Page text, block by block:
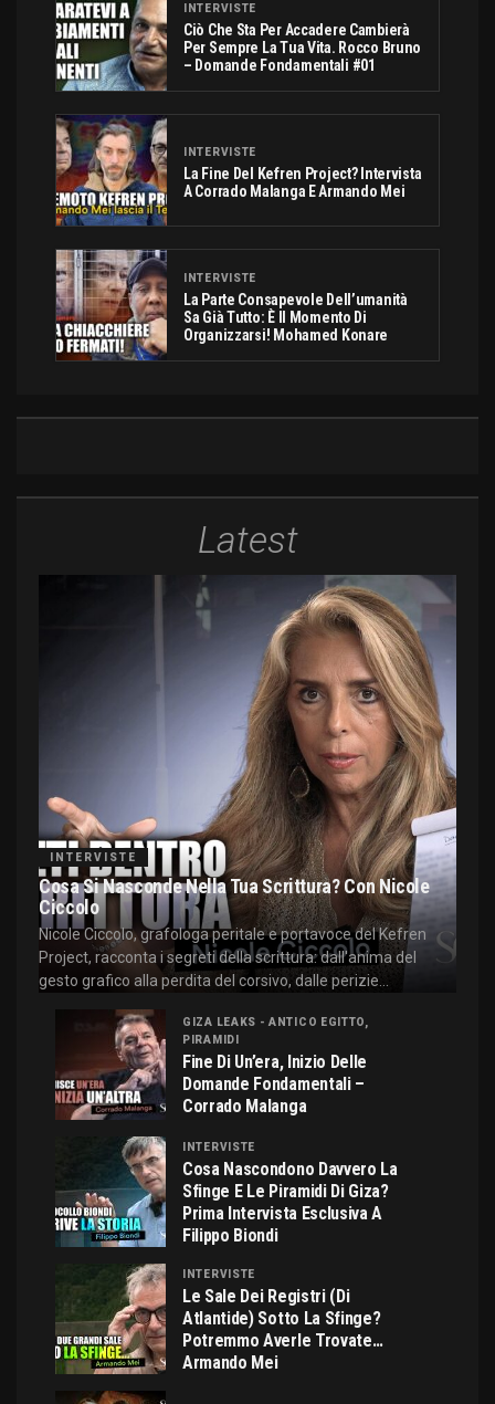
INTERVISTE
Ciò Che Sta Per Accadere Cambierà
Per Sempre La Tua Vita. Rocco Bruno
– Domande Fondamentali #01
INTERVISTE
La Fine Del Kefren Project? Intervista
A Corrado Malanga E Armando Mei
INTERVISTE
La Parte Consapevole Dell’umanità
Sa Già Tutto: È Il Momento Di
Organizzarsi! Mohamed Konare
Latest
INTERVISTE
Cosa Si Nasconde Nella Tua Scrittura? Con Nicole
Ciccolo
Nicole Ciccolo, grafologa peritale e portavoce del Kefren
Project, racconta i segreti della scrittura: dall'anima del
gesto grafico alla perdita del corsivo, dalle perizie...
GIZA LEAKS - ANTICO EGITTO,
PIRAMIDI
Fine Di Un’era, Inizio Delle
Domande Fondamentali –
Corrado Malanga
INTERVISTE
Cosa Nascondono Davvero La
Sfinge E Le Piramidi Di Giza?
Prima Intervista Esclusiva A
Filippo Biondi
INTERVISTE
Le Sale Dei Registri (di
Atlantide) Sotto La Sfinge?
Potremmo Averle Trovate…
Armando Mei